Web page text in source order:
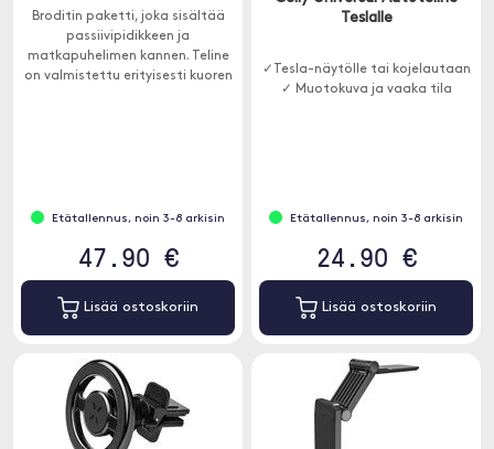
Broditin paketti, joka sisältää
passiivipidikkeen ja
matkapuhelimen kannen. Teline
on valmistettu erityisesti kuoren
Etätallennus, noin 3-8 arkisin
47.90 €
Lisää ostoskoriin
Teslalle
✓Tesla-näytölle tai kojelautaan
✓ Muotokuva ja vaaka tila
Etätallennus, noin 3-8 arkisin
24.90 €
Lisää ostoskoriin